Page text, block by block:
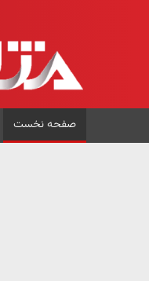
صفحه نخست